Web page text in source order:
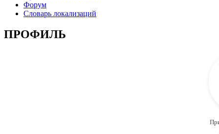
Форум
Словарь локализаций
ПРОФИЛЬ